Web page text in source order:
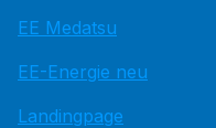
EE Medatsu
EE-Energie neu
Landingpage